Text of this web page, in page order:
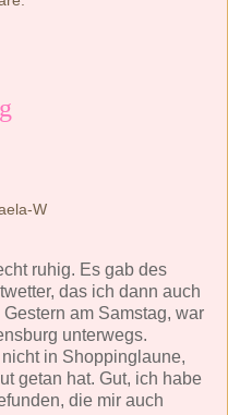
W
ruhig. Es gab des
das ich dann auch
am Samstag, war
unterwegs.
in Shoppinglaune,
getan hat. Gut, ich habe
die mir auch